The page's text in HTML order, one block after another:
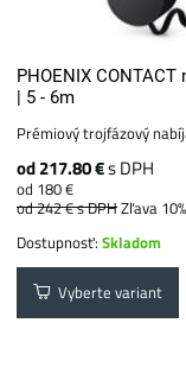
PHOENIX
| 5 - 6m
Prémiový trojfázový
od 217.80 €s DPH
od 180 €
od 242 €s DPHZľava 10%
Dostupnosť:Skladom
Vyberte variant